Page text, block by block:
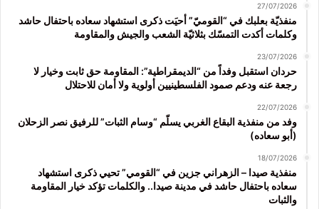
27/07/2026
منفذيّة بعلبك في “القوميّ” أحيَت ذكرى استشهاد سعاده باحتفال حاشد
وكلمات أكدت التمسّك بثلاثيّة الشعب والجيش والمقاومة
23/07/2026
حردان استقبل وفداً من “الديمقراطية”: المقاومة حق ثابت وخيار لا
رجعة عنه ودعم صمود الفلسطينيين أولوية ولا أمان للاحتلال
22/07/2026
وفد من منفذية البقاع الغربي يسلّم “وسام الثبات” للرفيق نصر الزحلان
(أبو سعاده)
18/07/2026
منفذية صيدا – الزهراني جزين في “القومي” تحيي ذكرى استشهاد
سعاده باحتفال حاشد في مدينة صيدا.. والكلمات تؤكد خيار المقاومة
والثبات